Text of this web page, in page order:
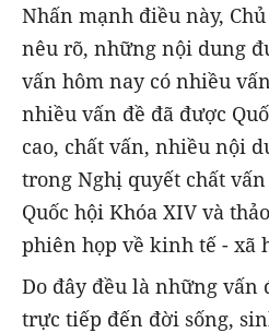
Nhấn mạnh điều này,
nêu rõ, những nội dung
vấn hôm nay có nhiều
nhiều vấn đề đã được
cao, chất vấn, nhiều nội
trong Nghị quyết chất
Quốc hội Khóa XIV và
phiên họp về kinh tế - xã
Do đây đều là những vấn
trực tiếp đến đời sống,